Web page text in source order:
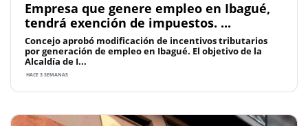
Empresa que genere empleo en Ibagué,
tendrá exención de impuestos. ...
Concejo aprobó modificación de incentivos tributarios
por generación de empleo en Ibagué. El objetivo de la
Alcaldía de I...
HACE 3 SEMANAS